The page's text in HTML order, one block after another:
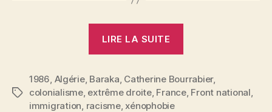
LIRE LA SUITE
Les
Arabes
Étiquettes
1986, Algérie, Baraka, Catherine Bourrabier,
colonialisme, extrême droite, France, Front national,
immigration, racisme, xénophobie